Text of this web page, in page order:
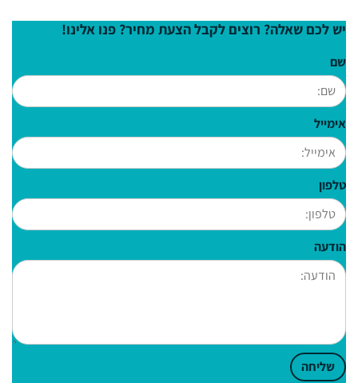
יש לכם שאלה? רוצים לקבל הצעת מחיר? פנו אלינו!
שם
אימייל
טלפון
הודעה
שליחה